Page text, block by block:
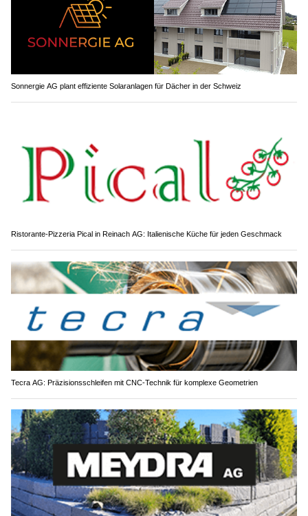
Sonnergie AG plant effiziente Solaranlagen für Dächer in der Schweiz
Ristorante-Pizzeria Pical in Reinach AG: Italienische Küche für jeden Geschmack
Tecra AG: Präzisionsschleifen mit CNC-Technik für komplexe Geometrien